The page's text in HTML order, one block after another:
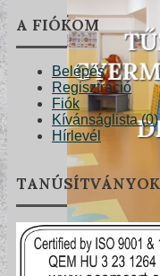
A FIÓKOM
Belépés
Regisztráció
Fiók
Kívánságlista (0)
Hírlevél
TANÚSÍTVÁNYOK